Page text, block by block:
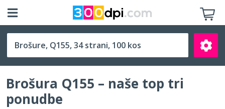
Q155 (155 x 155 mm)
Brošura Q155 – naše top tri
ponudbe